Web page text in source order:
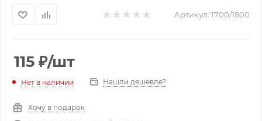
Артикул: 1700/1800
115 ₽/шт
Нет в наличии Нашли дешевле?
Хочу в подарок